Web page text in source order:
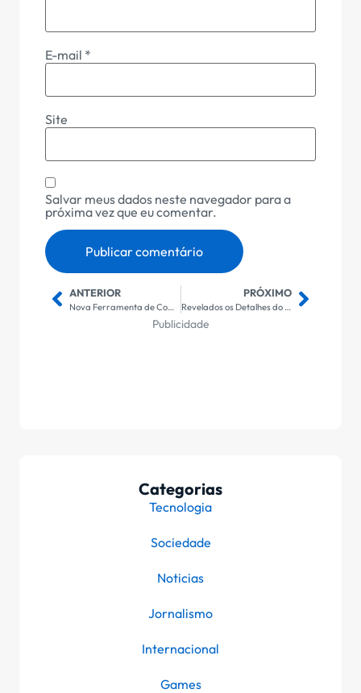
E-mail *
Site
Salvar meus dados neste navegador para a
próxima vez que eu comentar.
ANTERIOR
Nova Ferramenta de Combate a Contas Falsas Ultrapassa 1 Milhão de Usuários e Revoluciona a Segurança Digital
PRÓXIMO
Revelados os Detalhes do Novo Programa de Galvão Bueno: Expectativas e Inovações que Prometem Surpreender!
Publicidade
Categorias
Tecnologia
Sociedade
Noticias
Jornalismo
Internacional
Games